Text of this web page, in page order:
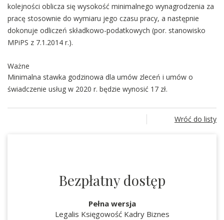
kolejności oblicza się wysokość minimalnego wynagrodzenia za
pracę stosownie do wymiaru jego czasu pracy, a następnie
dokonuje odliczeń składkowo-podatkowych (por. stanowisko
MPiPS z 7.1.2014 r.).
Ważne
Minimalna stawka godzinowa dla umów zleceń i umów o
świadczenie usług w 2020 r. będzie wynosić 17 zł.
Wróć do listy
Bezpłatny dostęp
Pełna wersja
Legalis Księgowość Kadry Biznes